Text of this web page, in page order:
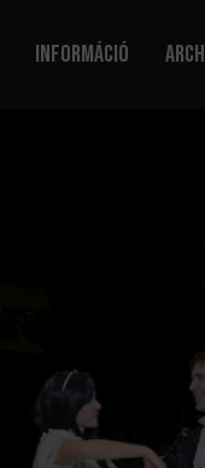
Információ